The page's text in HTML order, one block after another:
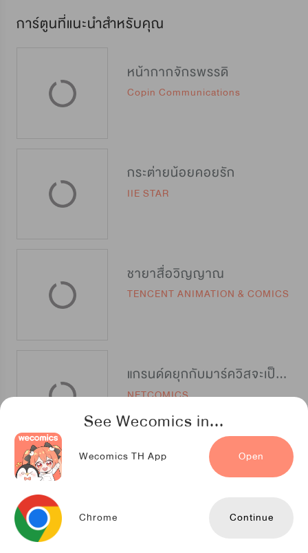
See Wecomics in...
Wecomics TH App Open
Chrome Continue
การ์ตูนที่แนะนำสำหรับคุณ
หน้ากากจักรพรรดิ
Copin Communications
กระต่ายน้อยคอยรัก
IIE STAR
ชายาสื่อวิญญาณ
TENCENT ANIMATION & COMICS
แกรนด์ดยุกกับมาร์ควิสจะเป็นเพื่อนกันได้หรือ?
NETCOMICS
องค์หญิงน้อยร้อยเล่ห์